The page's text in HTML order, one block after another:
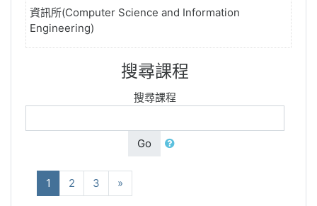
資訊所(Computer Science and Information
Engineering)
搜尋課程
搜尋課程
Go
1 (current)
2 3 »